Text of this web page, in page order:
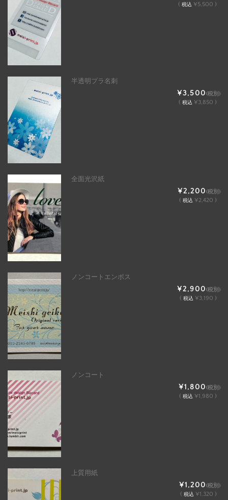
( 税込 ¥5,500 )
半透明プラ名刺
¥3,500(税別)
( 税込 ¥3,850 )
全面光沢紙
¥2,200(税別)
( 税込 ¥2,420 )
ノンコートエンボス
¥2,900(税別)
( 税込 ¥3,190 )
ノンコート
¥1,800(税別)
( 税込 ¥1,980 )
上質用紙
¥1,200(税別)
( 税込 ¥1,320 )